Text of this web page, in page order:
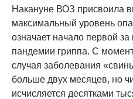
Накануне ВОЗ присвоила
максимальный уровень
означает начало первой
пандемии гриппа. С
случая заболевания
больше двух месяцев, но
исчисляется десятками